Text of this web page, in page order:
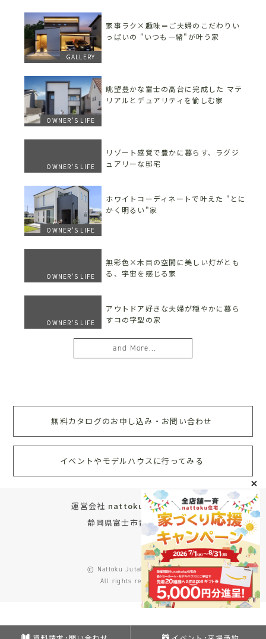
GALLERY
家事ラク×趣味＝ご夫婦のこだわりい
っぱいの "いつも一緒"が叶う家
OWNER'S LIFE
眺望豊かな富士の高台に完成した マテ
リアルとデュアリティを愉しむ家
OWNER'S LIFE
リゾート感覚で豊かに暮らす、ラグジ
ュアリーな邸宅
OWNER'S LIFE
ホワイトコーディネートで叶えた "とに
かく明るい"家
OWNER'S LIFE
無彩色×木目の空間に美しい灯がとも
る、宇宙を感じる家
OWNER'S LIFE
アウトドア好きな夫婦が穏やかに暮ら
すコの字型の家
and More...
無料カタログのお申し込み・お問い合わせ
イベントやモデルハウスに行ってみる
運営会社 nattoku住宅株式会社
静岡県富士市青葉町572
© Nattoku Jutaku Co., Ltd.
All rights reserved.